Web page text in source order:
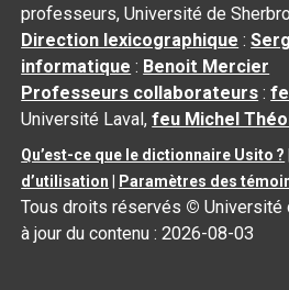
professeurs, Université de
Direction lexicographique :
informatique : Benoit Mercier
Professeurs collaborateurs :
Université Laval,feu Michel
Qu’est-ce que le dictionnaire Usito ?
d’utilisation
Paramètres des
Tous droits réservés © Université
à jour du contenu :2026-08-03